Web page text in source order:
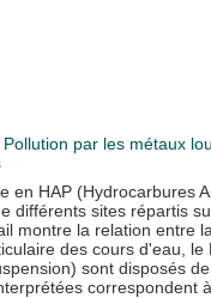
Pollution par les métaux
en HAP (Hydrocarbures
différents sites répartis
montre la relation entre
des cours d'eau, le
sont disposés
correspondent